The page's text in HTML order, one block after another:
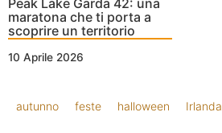
Peak Lake Garda 42: una
maratona che ti porta a
scoprire un territorio
10 Aprile 2026
autunno feste halloween Irlanda